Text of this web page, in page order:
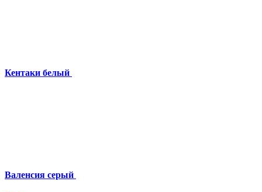
Кентаки белый
Валенсия серый